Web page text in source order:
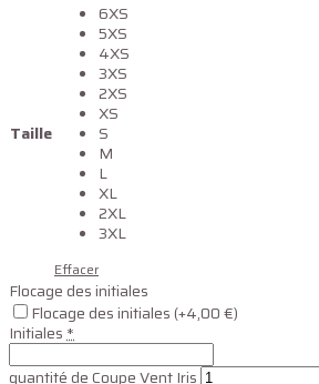
Taille
6XS
5XS
4XS
3XS
2XS
XS
S
M
L
XL
2XL
3XL
Effacer
Flocage des initiales
Flocage des initiales(+4,00 €)
Initiales*
quantité de Coupe Vent Iris